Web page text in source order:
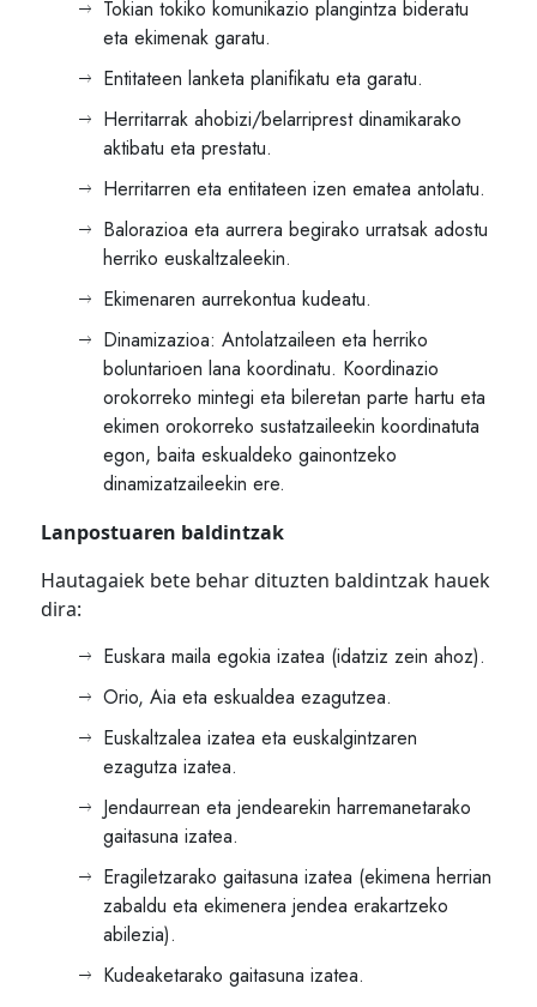
Tokian tokiko komunikazio plangintza bideratu
eta ekimenak garatu.
Entitateen lanketa planifikatu eta garatu.
Herritarrak ahobizi/belarriprest dinamikarako
aktibatu eta prestatu.
Herritarren eta entitateen izen ematea antolatu.
Balorazioa eta aurrera begirako urratsak adostu
herriko euskaltzaleekin.
Ekimenaren aurrekontua kudeatu.
Dinamizazioa: Antolatzaileen eta herriko
boluntarioen lana koordinatu. Koordinazio
orokorreko mintegi eta bileretan parte hartu eta
ekimen orokorreko sustatzaileekin koordinatuta
egon, baita eskualdeko gainontzeko
dinamizatzaileekin ere.
Lanpostuaren baldintzak
Hautagaiek bete behar dituzten baldintzak hauek
dira:
Euskara maila egokia izatea (idatziz zein ahoz).
Orio, Aia eta eskualdea ezagutzea.
Euskaltzalea izatea eta euskalgintzaren
ezagutza izatea.
Jendaurrean eta jendearekin harremanetarako
gaitasuna izatea.
Eragiletzarako gaitasuna izatea (ekimena herrian
zabaldu eta ekimenera jendea erakartzeko
abilezia).
Kudeaketarako gaitasuna izatea.